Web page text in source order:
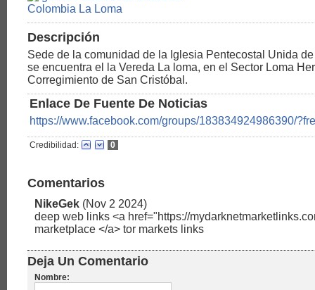
Descripción
Sede de la comunidad de la Iglesia Pentecostal Unida
se encuentra el la Vereda La loma, en el Sector Loma
Corregimiento de San Cristóbal.
Enlace De Fuente De Noticias
https://www.facebook.com/groups/183834924986390/
Credibilidad: 0
Comentarios
NikeGek (Nov 2 2024)
deep web links <a href="https://
marketplace </a> tor markets links
Deja Un Comentario
Nombre: